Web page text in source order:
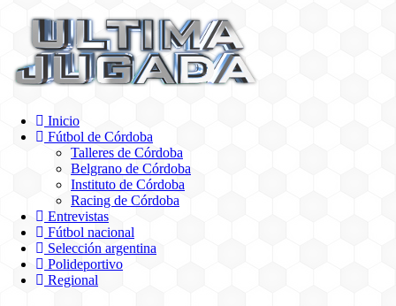
Inicio
Fútbol de Córdoba
Talleres de Córdoba
Belgrano de Córdoba
Instituto de Córdoba
Racing de Córdoba
Entrevistas
Fútbol nacional
Selección argentina
Polideportivo
Regional